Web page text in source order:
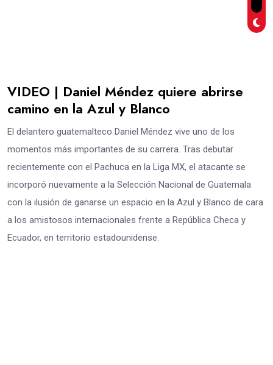
VIDEO | Daniel Méndez quiere abrirse
camino en la Azul y Blanco
El delantero guatemalteco Daniel Méndez vive uno de los
momentos más importantes de su carrera. Tras debutar
recientemente con el Pachuca en la Liga MX, el atacante se
incorporó nuevamente a la Selección Nacional de Guatemala
con la ilusión de ganarse un espacio en la Azul y Blanco de cara
a los amistosos internacionales frente a República Checa y
Ecuador, en territorio estadounidense.